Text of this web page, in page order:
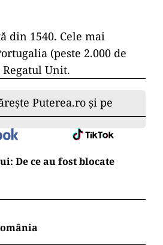
din 1540. Cele mai
(peste 2.000 de
Regatul Unit.
Puterea.ro și pe
De ce au fost blocate